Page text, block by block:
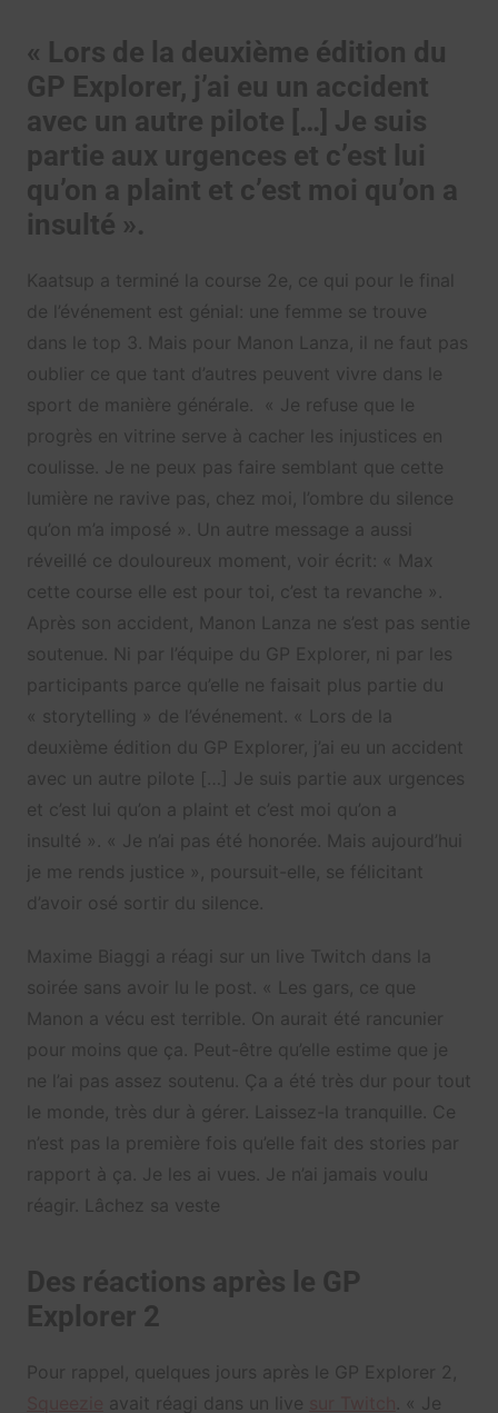
« Lors de la deuxième édition du
GP Explorer, j’ai eu un accident
avec un autre pilote […] Je suis
partie aux urgences et c’est lui
qu’on a plaint et c’est moi qu’on a
insulté ».
Kaatsup a terminé la course 2e, ce qui pour le final
de l’événement est génial: une femme se trouve
dans le top 3. Mais pour Manon Lanza, il ne faut pas
oublier ce que tant d’autres peuvent vivre dans le
sport de manière générale. « Je refuse que le
progrès en vitrine serve à cacher les injustices en
coulisse. Je ne peux pas faire semblant que cette
lumière ne ravive pas, chez moi, l’ombre du silence
qu’on m’a imposé ». Un autre message a aussi
réveillé ce douloureux moment, voir écrit: « Max
cette course elle est pour toi, c’est ta revanche ».
Après son accident, Manon Lanza ne s’est pas sentie
soutenue. Ni par l’équipe du GP Explorer, ni par les
participants parce qu’elle ne faisait plus partie du
« storytelling » de l’événement. « Lors de la
deuxième édition du GP Explorer, j’ai eu un accident
avec un autre pilote […] Je suis partie aux urgences
et c’est lui qu’on a plaint et c’est moi qu’on a
insulté ». « Je n’ai pas été honorée. Mais aujourd’hui
je me rends justice », poursuit-elle, se félicitant
d’avoir osé sortir du silence.
Maxime Biaggi a réagi sur un live Twitch dans la
soirée sans avoir lu le post. « Les gars, ce que
Manon a vécu est terrible. On aurait été rancunier
pour moins que ça. Peut-être qu’elle estime que je
ne l’ai pas assez soutenu. Ça a été très dur pour tout
le monde, très dur à gérer. Laissez-la tranquille. Ce
n’est pas la première fois qu’elle fait des stories par
rapport à ça. Je les ai vues. Je n’ai jamais voulu
réagir. Lâchez sa veste
Des réactions après le GP
Explorer 2
Pour rappel, quelques jours après le GP Explorer 2,
avait réagi dans un live . « Je